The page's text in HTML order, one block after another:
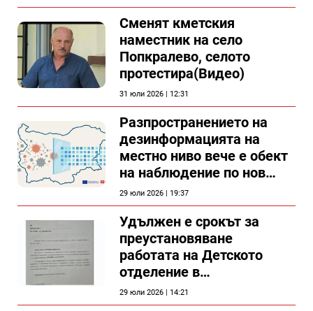
Сменят кметския
наместник на село
Попкралево, селото
протестира(Видео)
31 юли 2026 | 12:31
Разпространението на
дезинформацията на
местно ниво вече е обект
на наблюдение по нов
проект
29 юли 2026 | 19:37
Удължен е срокът за
преустановяване
работата на Детското
отделение в
силистренската болница
29 юли 2026 | 14:21